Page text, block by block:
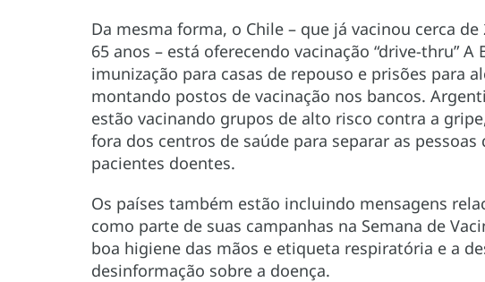
Da mesma forma, o Chile – que já vacinou cerca
65 anos – está oferecendo vacinação “drive-thru”
imunização para casas de repouso e prisões para
montando postos de vacinação nos bancos.
estão vacinando grupos de alto risco contra a
fora dos centros de saúde para separar as
pacientes doentes.
Os países também estão incluindo mensagens
como parte de suas campanhas na Semana de
boa higiene das mãos e etiqueta respiratória e a
desinformação sobre a doença.